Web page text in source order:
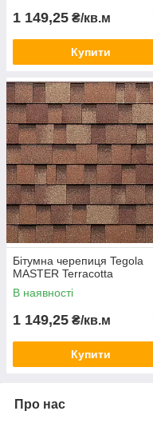
MASTER Antique
1 149,25 ₴/кв.м
Купити
Бітумна черепиця Tegola
MASTER Terracotta
В наявності
1 149,25 ₴/кв.м
Купити
Про нас